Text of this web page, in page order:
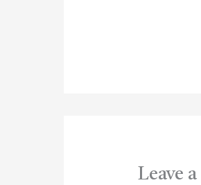
Leave